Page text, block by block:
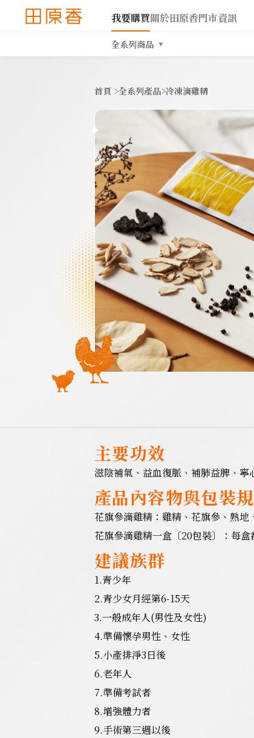
我要購買關於田原香門市資訊
全系列商品
首頁 >全系列產品>冷凍滴雞精
主要功效
滋陰補氣、益血復脈、補肺益脾、寧
產品內容物與包裝
花旗參滴雞精：雞精、花旗參、熟地
花旗參滴雞精一盒〔20包裝〕：每
建議族群
1.青少年
2.青少女月經第6-15天
3.一般成年人(男性及女性)
4.準備懷孕男性、女性
5.小產排淨3日後
6.老年人
7.準備考試者
8.增強體力者
9.手術第三週以後